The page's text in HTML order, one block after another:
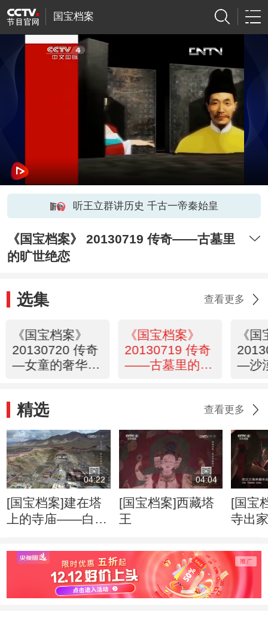
国宝档案
听王立群讲历史 千古一帝秦始皇
《国宝档案》 20130719 传奇——古墓里
的旷世绝恋
选集 查看更多
《国宝档案》
20130720 传奇
—女童的奢华陪
《国宝档案》
20130719 传奇
——古墓里的旷
《
—沙
精选 查看更多
04:22
[国宝档案]建在塔
上的寺庙——白居
04:04
[国宝档案]西藏塔
王
[国宝
寺出